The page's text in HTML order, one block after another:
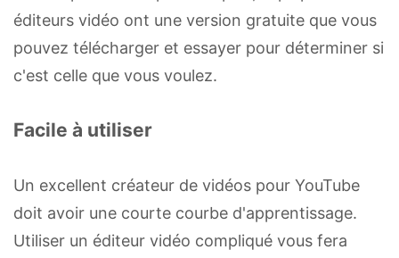
éditeurs vidéo ont une version gratuite que vous
pouvez télécharger et essayer pour déterminer si
c'est celle que vous voulez.
Facile à utiliser
Un excellent créateur de vidéos pour YouTube
doit avoir une courte courbe d'apprentissage.
Utiliser un éditeur vidéo compliqué vous fera